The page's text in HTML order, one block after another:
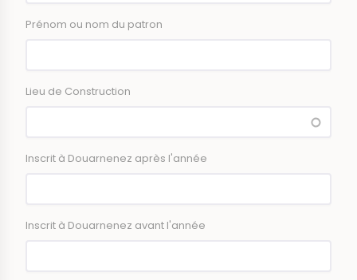
Prénom ou nom du patron
Lieu de Construction
Inscrit à Douarnenez après l'année
Inscrit à Douarnenez avant l'année